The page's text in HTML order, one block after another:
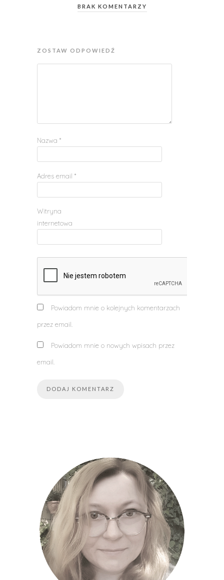
BRAK KOMENTARZY
ZOSTAW ODPOWIEDŹ
Nazwa *
Adres email *
Witryna
internetowa
Powiadom mnie o kolejnych komentarzach
przez email.
Powiadom mnie o nowych wpisach przez
email.